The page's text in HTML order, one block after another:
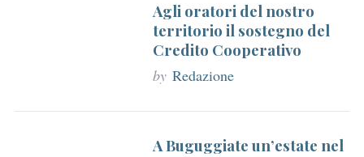
Agli oratori del nostro
territorio il sostegno del
Credito Cooperativo
by Redazione
A Buguggiate un’estate nel